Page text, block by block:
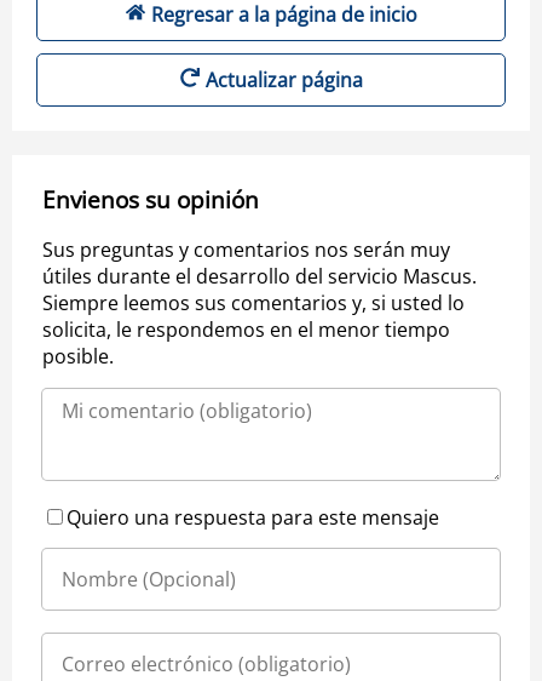
Regresar a la página de inicio
Actualizar página
Envienos su opinión
Sus preguntas y comentarios nos serán muy
útiles durante el desarrollo del servicio Mascus.
Siempre leemos sus comentarios y, si usted lo
solicita, le respondemos en el menor tiempo
posible.
Quiero una respuesta para este mensaje